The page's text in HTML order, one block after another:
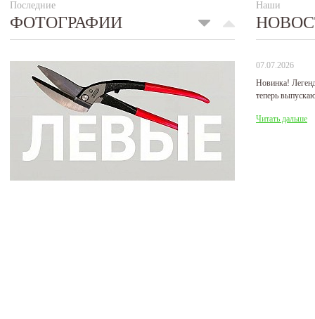
Последние
ФОТОГРАФИИ
Наши
07.07.2026
Новинка!
теперь
Читать дальше